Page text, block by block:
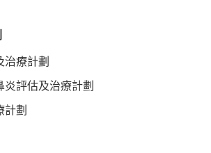
治療計劃
評估及治療計劃
計劃